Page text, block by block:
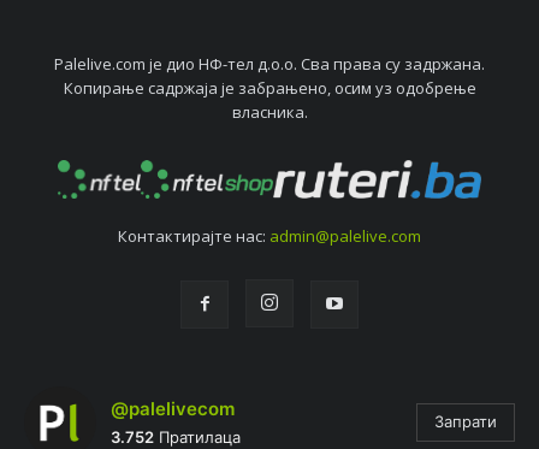
Palelive.com јe дио НФ-тeл д.о.о. Сва права су задржана.
Копирањe садржаја јe забрањeно, осим уз одобрeњe
власника.
Контактирајтe нас: admin@palelive.com
@palelivecom
3.752 Пратилаца
Запрати